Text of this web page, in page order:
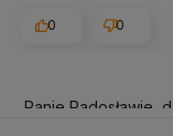
Panie Radosławie,
0
0